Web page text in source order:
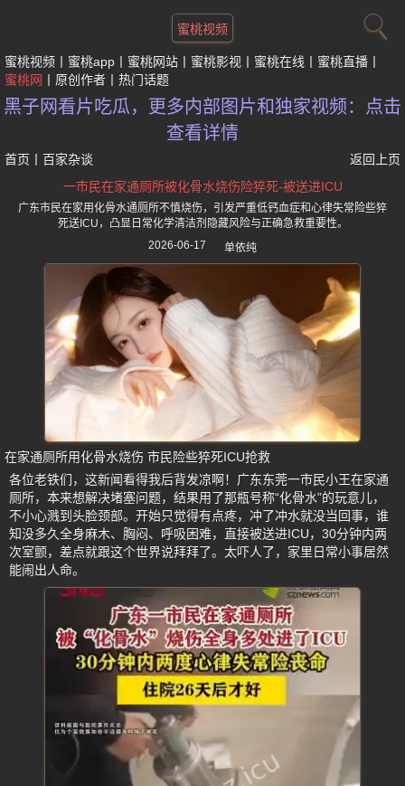
蜜桃视频
蜜桃视频 蜜桃app 蜜桃网站 蜜桃影视 蜜桃在线
蜜桃直播
蜜桃网
原创作者 热门话题
黑子网看片吃瓜，更多内部图片和独家视频：点击
查看详情
首页 百家杂谈
返回上页
一市民在家通厕所被化骨水烧伤险猝死-被送进ICU
广东市民在家用化骨水通厕所不慎烧伤，引发严重低钙血症和心律失常险些猝
死送ICU，凸显日常化学清洁剂隐藏风险与正确急救重要性。
2026-06-17
单依纯
在家通厕所用化骨水烧伤 市民险些猝死ICU抢救
各位老铁们，这新闻看得我后背发凉啊！广东东莞一市民小王在家通
厕所，本来想解决堵塞问题，结果用了那瓶号称“化骨水”的玩意儿，
不小心溅到头脸颈部。开始只觉得有点疼，冲了冲水就没当回事，谁
知没多久全身麻木、胸闷、呼吸困难，直接被送进ICU，30分钟内两
次室颤，差点就跟这个世界说拜拜了。太吓人了，家里日常小事居然
能闹出人命。